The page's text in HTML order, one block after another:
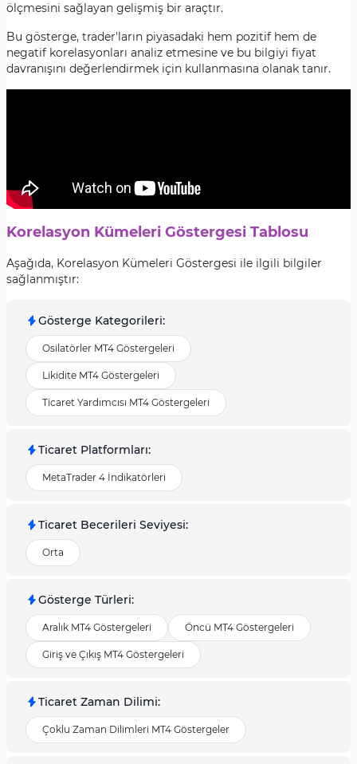
ölçmesini sağlayan gelişmiş bir araçtır.
Bu gösterge, trader'ların piyasadaki hem pozitif hem de
negatif korelasyonları analiz etmesine ve bu bilgiyi fiyat
davranışını değerlendirmek için kullanmasına olanak tanır.
Korelasyon Kümeleri Göstergesi Tablosu
Aşağıda, Korelasyon Kümeleri Göstergesi ile ilgili bilgiler
sağlanmıştır:
Gösterge Kategorileri:
Osilatörler MT4 Göstergeleri
Likidite MT4 Göstergeleri
Ticaret Yardımcısı MT4 Göstergeleri
Ticaret Platformları:
MetaTrader 4 İndikatörleri
Ticaret Becerileri Seviyesi:
Orta
Gösterge Türleri:
Aralık MT4 Göstergeleri Öncü MT4 Göstergeleri
Giriş ve Çıkış MT4 Göstergeleri
Ticaret Zaman Dilimi:
Çoklu Zaman Dilimleri MT4 Göstergeler